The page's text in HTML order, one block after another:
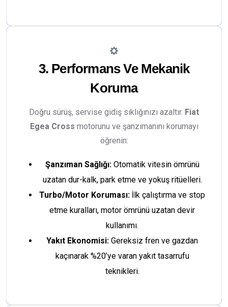
3. Performans Ve Mekanik
Koruma
Doğru sürüş, servise gidiş sıklığınızı azaltır. Fiat
Egea Cross motorunu ve şanzımanını korumayı
öğrenin:
Şanzıman Sağlığı:Otomatik vitesin ömrünü
uzatan dur-kalk, park etme ve yokuş ritüelleri.
Turbo/Motor Koruması: İlk çalıştırma ve stop
etme kuralları, motor ömrünü uzatan devir
kullanımı.
Yakıt Ekonomisi: Gereksiz fren ve gazdan
kaçınarak %20’ye varan yakıt tasarrufu
teknikleri.